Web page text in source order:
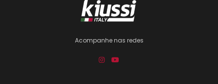
Acompanhe nas redes